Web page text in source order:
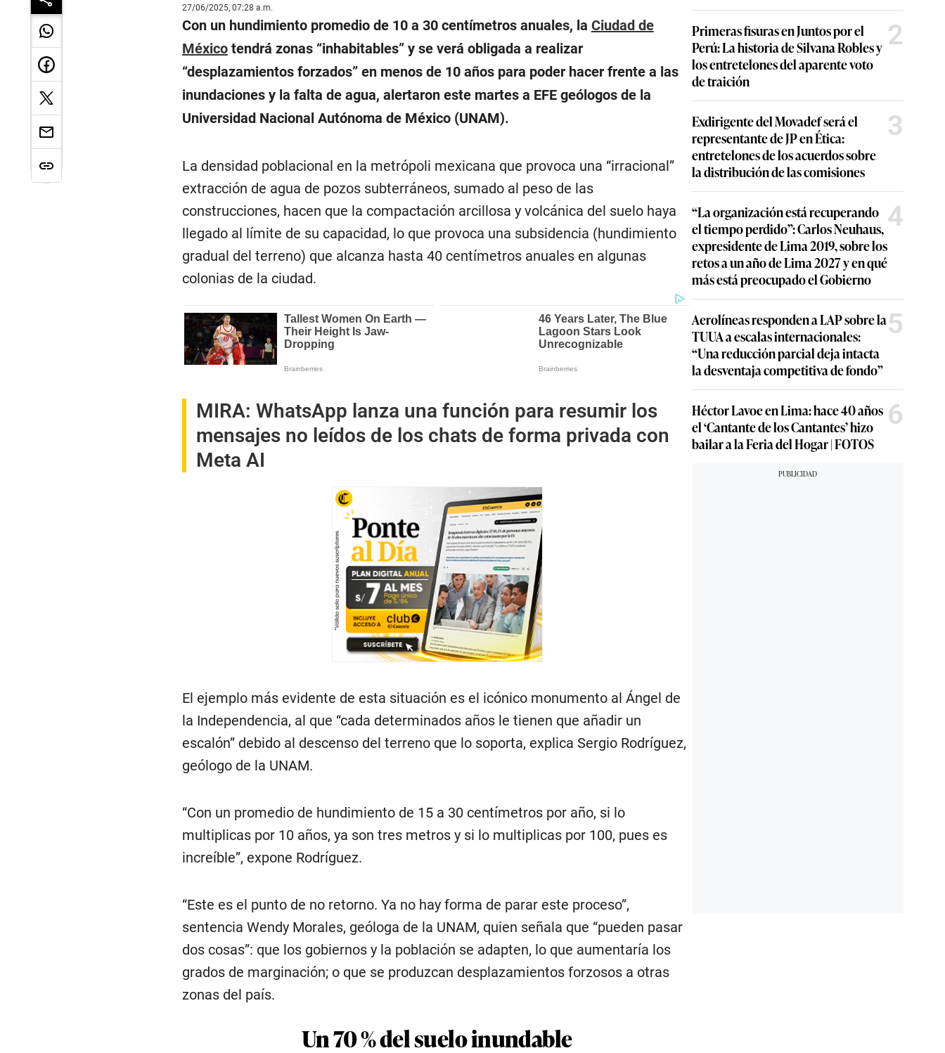
27/06/2025, 07:28 a.m.
Con un hundimiento promedio de 10 a 30 centímetros anuales, la Ciudad de
Méxicotendrá zonas “inhabitables” y se verá obligada a realizar
“desplazamientos forzados” en menos de 10 años para poder hacer frente a las
inundaciones y la falta de agua, alertaron este martes a EFE geólogos de la
Universidad Nacional Autónoma de México (UNAM).
La densidad poblacional en la metrópoli mexicana que provoca una “irracional”
extracción de agua de pozos subterráneos, sumado al peso de las
construcciones, hacen que la compactación arcillosa y volcánica del suelo haya
llegado al límite de su capacidad, lo que provoca una subsidencia (hundimiento
gradual del terreno) que alcanza hasta 40 centímetros anuales en algunas
colonias de la ciudad.
MIRA: WhatsApp lanza una función para resumir los
mensajes no leídos de los chats de forma privada con
Meta AI
El ejemplo más evidente de esta situación es el icónico monumento al Ángel de
la Independencia, al que “cada determinados años le tienen que añadir un
escalón” debido al descenso del terreno que lo soporta, explica Sergio Rodríguez,
geólogo de la UNAM.
“Con un promedio de hundimiento de 15 a 30 centímetros por año, si lo
multiplicas por 10 años, ya son tres metros y si lo multiplicas por 100, pues es
increíble”, expone Rodríguez.
“Este es el punto de no retorno. Ya no hay forma de parar este proceso”,
sentencia Wendy Morales, geóloga de la UNAM, quien señala que “pueden pasar
dos cosas”: que los gobiernos y la población se adapten, lo que aumentaría los
grados de marginación; o que se produzcan desplazamientos forzosos a otras
zonas del país.
Un 70 % del suelo inundable
Primeras fisuras en Juntos por el
Perú: La historia de Silvana Robles y
los entretelones del aparente voto
de traición
2
Exdirigente del Movadef será el
representante de JP en Ética:
entretelones de los acuerdos sobre
la distribución de las comisiones
3
“La organización está recuperando
el tiempo perdido”: Carlos Neuhaus,
expresidente de Lima 2019, sobre los
retos a un año de Lima 2027 y en qué
más está preocupado el Gobierno
4
Aerolíneas responden a LAP sobre la
TUUA a escalas internacionales:
“Una reducción parcial deja intacta
la desventaja competitiva de fondo”
5
Héctor Lavoe en Lima: hace 40 años
el ‘Cantante de los Cantantes’ hizo
bailar a la Feria del Hogar | FOTOS
6